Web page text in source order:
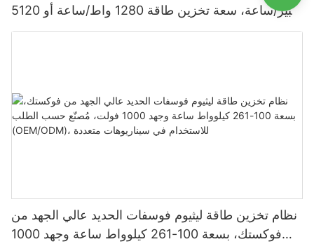
أمبير/ساعة، سعة تخزين طاقة 1280 واط/ساعة أو 5120
واط/ساعة، مقاومة للماء والغبار بمعيار IP65، مناسبة
نظام تخزين طاقة ليثيوم فوسفات الحديد عالي الجهد من
فوكستك، بسعة 100-261 كيلوواط ساعة وجهد 1000